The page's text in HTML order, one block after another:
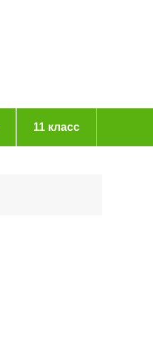
11 класс